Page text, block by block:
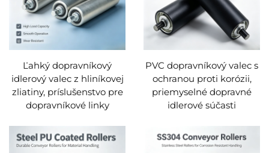
Ľahký dopravníkový
idlerový valec z hliníkovej
zliatiny, príslušenstvo pre
dopravníkové linky
PVC dopravníkový valec s
ochranou proti korózii,
priemyselné dopravné
idlerové súčasti